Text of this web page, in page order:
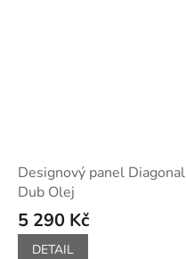
Designový panel Diagonal
Dub Olej
5 290 Kč
DETAIL